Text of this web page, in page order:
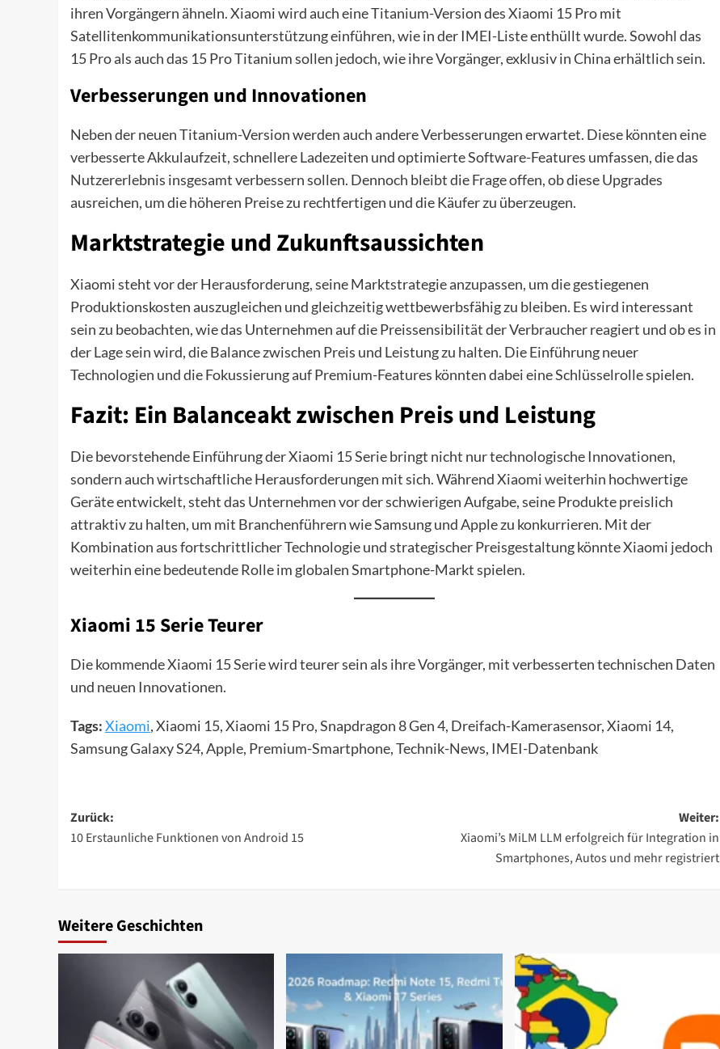
ihren Vorgängern ähneln. Xiaomi wird auch eine Titanium-Version des Xiaomi 15 Pro mit
Satellitenkommunikationsunterstützung einführen, wie in der IMEI-Liste enthüllt wurde. Sowohl das
15 Pro als auch das 15 Pro Titanium sollen jedoch, wie ihre Vorgänger, exklusiv in China erhältlich sein.
Verbesserungen und Innovationen
Neben der neuen Titanium-Version werden auch andere Verbesserungen erwartet. Diese könnten eine
verbesserte Akkulaufzeit, schnellere Ladezeiten und optimierte Software-Features umfassen, die das
Nutzererlebnis insgesamt verbessern sollen. Dennoch bleibt die Frage offen, ob diese Upgrades
ausreichen, um die höheren Preise zu rechtfertigen und die Käufer zu überzeugen.
Marktstrategie und Zukunftsaussichten
Xiaomi steht vor der Herausforderung, seine Marktstrategie anzupassen, um die gestiegenen
Produktionskosten auszugleichen und gleichzeitig wettbewerbsfähig zu bleiben. Es wird interessant
sein zu beobachten, wie das Unternehmen auf die Preissensibilität der Verbraucher reagiert und ob es in
der Lage sein wird, die Balance zwischen Preis und Leistung zu halten. Die Einführung neuer
Technologien und die Fokussierung auf Premium-Features könnten dabei eine Schlüsselrolle spielen.
Fazit: Ein Balanceakt zwischen Preis und Leistung
Die bevorstehende Einführung der Xiaomi 15 Serie bringt nicht nur technologische Innovationen,
sondern auch wirtschaftliche Herausforderungen mit sich. Während Xiaomi weiterhin hochwertige
Geräte entwickelt, steht das Unternehmen vor der schwierigen Aufgabe, seine Produkte preislich
attraktiv zu halten, um mit Branchenführern wie Samsung und Apple zu konkurrieren. Mit der
Kombination aus fortschrittlicher Technologie und strategischer Preisgestaltung könnte Xiaomi jedoch
weiterhin eine bedeutende Rolle im globalen Smartphone-Markt spielen.
Xiaomi 15 Serie Teurer
Die kommende Xiaomi 15 Serie wird teurer sein als ihre Vorgänger, mit verbesserten technischen Daten
und neuen Innovationen.
Tags:Xiaomi, Xiaomi 15, Xiaomi 15 Pro, Snapdragon 8 Gen 4, Dreifach-Kamerasensor, Xiaomi 14,
Samsung Galaxy S24, Apple, Premium-Smartphone, Technik-News, IMEI-Datenbank
Beitragsnavigation
Zurück:
10 Erstaunliche Funktionen von Android 15
Weiter:
Xiaomi’s MiLM LLM erfolgreich für Integration in
Smartphones, Autos und mehr registriert
Weitere Geschichten